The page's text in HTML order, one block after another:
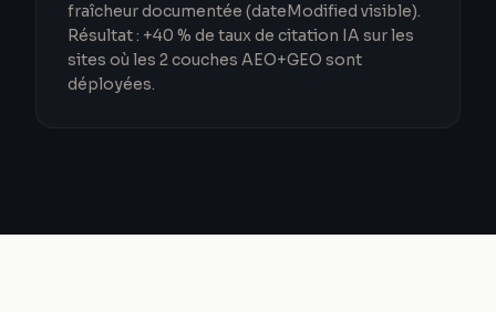
fraîcheur documentée (dateModified visible).
Résultat : +40 % de taux de citation IA sur les
sites où les 2 couches AEO+GEO sont
déployées.